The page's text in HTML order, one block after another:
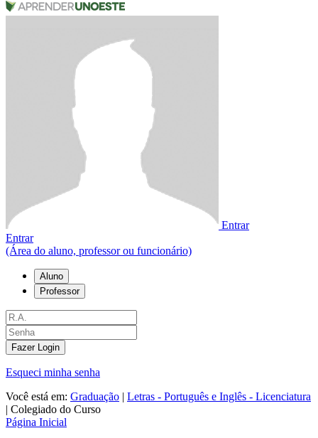
Entrar
Entrar
(Área do aluno, professor ou funcionário)
Aluno
Professor
Fazer Login
Esqueci minha senha
Você está em: Graduação | Letras - Português e Inglês - Licenciatura
| Colegiado do Curso
Página Inicial